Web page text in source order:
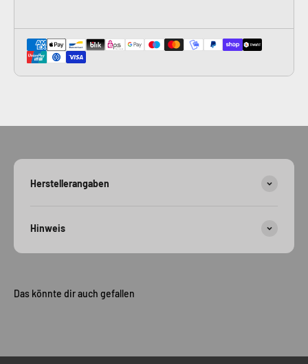
Herstellerangaben
Hinweis
Das könnte dir auch gefallen